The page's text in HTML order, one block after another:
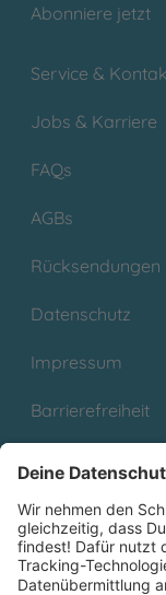
Abonniere jetzt
Service &
Jobs & Karriere
FAQs
AGBs
Rücksendungen
Datenschutz
Impressum
Barrierefreiheit
Folge uns auf